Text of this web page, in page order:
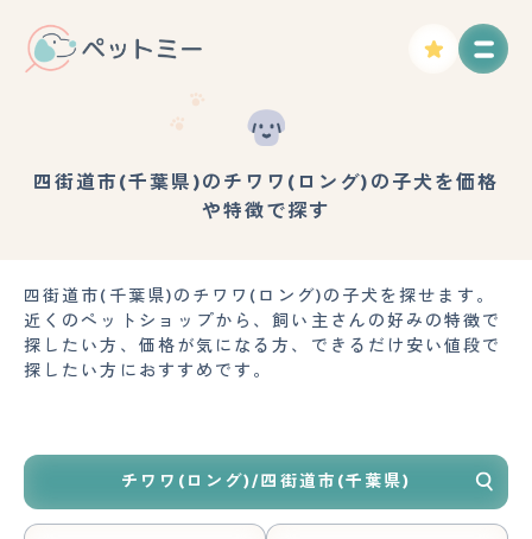
四街道市(千葉県)のチワワ(ロング)の子犬を価格
や特徴で探す
四街道市(千葉県)のチワワ(ロング)の子犬を探せます。
近くのペットショップから、飼い主さんの好みの特徴で
探したい方、価格が気になる方、できるだけ安い値段で
探したい方におすすめです。
チワワ(ロング)/四街道市(千葉県)